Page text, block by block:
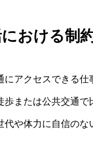
おける制
アクセスできる
または公共交通
や体力に自信のな